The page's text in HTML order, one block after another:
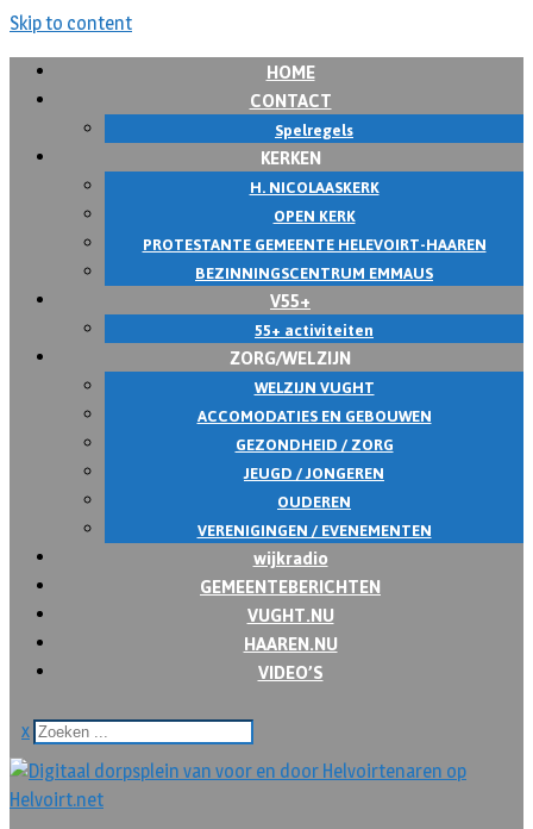
Skip to content
HOME
CONTACT
Spelregels
KERKEN
H. NICOLAASKERK
OPEN KERK
PROTESTANTE GEMEENTE HELEVOIRT-HAAREN
BEZINNINGSCENTRUM EMMAUS
V55+
55+ activiteiten
ZORG/WELZIJN
WELZIJN VUGHT
ACCOMODATIES EN GEBOUWEN
GEZONDHEID / ZORG
JEUGD / JONGEREN
OUDEREN
VERENIGINGEN / EVENEMENTEN
wijkradio
GEMEENTEBERICHTEN
VUGHT.NU
HAAREN.NU
VIDEO’S
x